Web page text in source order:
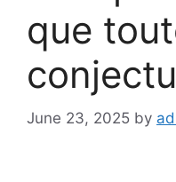
que
June 23, 2025 by